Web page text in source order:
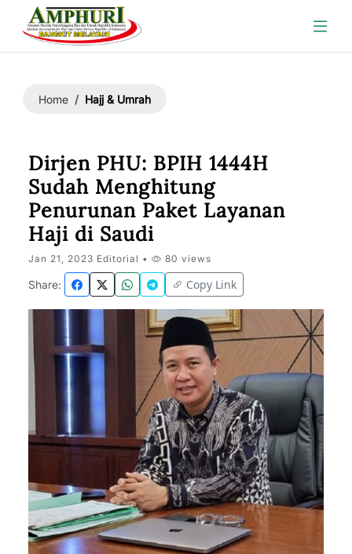
Home Hajj & Umrah
Dirjen PHU: BPIH 1444H
Sudah Menghitung
Penurunan Paket Layanan
Haji di Saudi
Jan 21, 2023 Editorial • 80 views
Share: Copy Link